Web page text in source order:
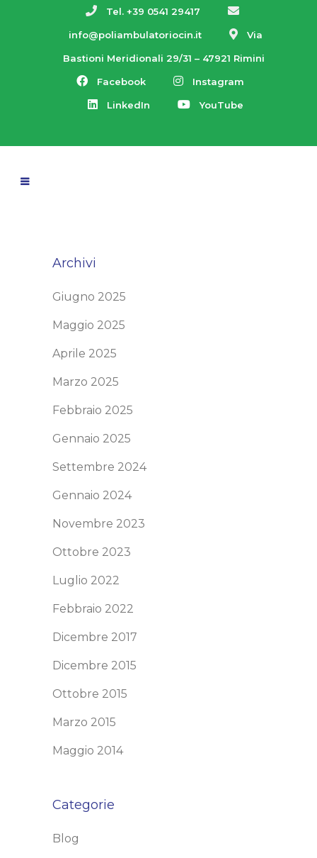
Tel. +39 0541 29417
info@poliambulatoriocin.it Via
Bastioni Meridionali 29/31 – 47921 Rimini
Facebook Instagram
LinkedIn YouTube
Archivi
Giugno 2025
Maggio 2025
Aprile 2025
Marzo 2025
Febbraio 2025
Gennaio 2025
Settembre 2024
Gennaio 2024
Novembre 2023
Ottobre 2023
Luglio 2022
Febbraio 2022
Dicembre 2017
Dicembre 2015
Ottobre 2015
Marzo 2015
Maggio 2014
Categorie
Blog